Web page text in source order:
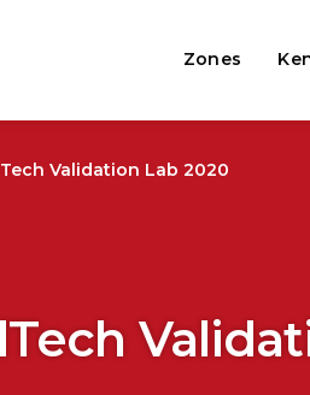
Zones
Validation Lab 2020